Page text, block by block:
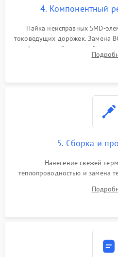
4. Компонентный
Пайка неисправных SMD-
токоведущих дорожек. Замена
инфракрасной паяльной
BIOS или замена
5. Сборка и
Нанесение свежей
теплопроводностью и замена
шлейфов, модулей памяти и